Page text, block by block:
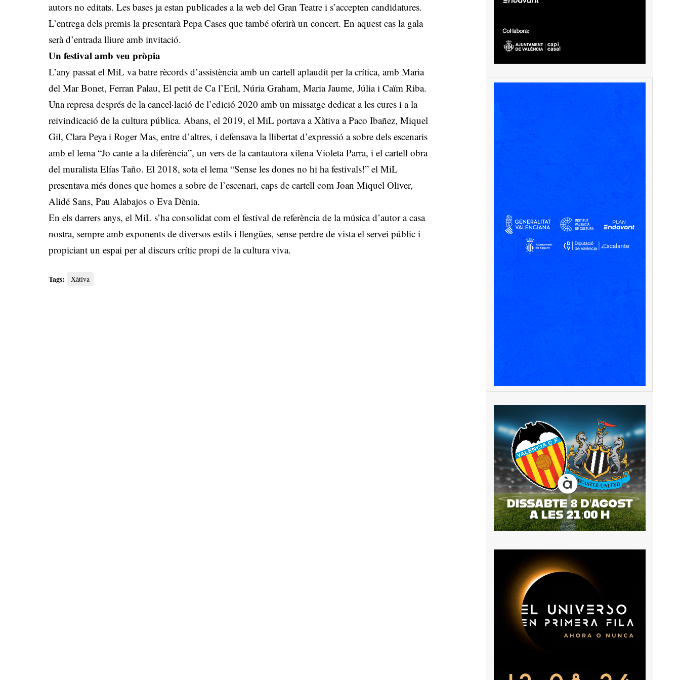
autors no editats. Les bases ja estan publicades a la web del Gran Teatre i s’accepten candidatures.
L’entrega dels premis la presentarà Pepa Cases que també oferirà un concert. En aquest cas la gala
serà d’entrada lliure amb invitació.
Un festival amb veu pròpia
L’any passat el MiL va batre rècords d’assistència amb un cartell aplaudit per la crítica, amb Maria
del Mar Bonet, Ferran Palau, El petit de Ca l’Eril, Núria Graham, Maria Jaume, Júlia i Caïm Riba.
Una represa després de la cancel·lació de l’edició 2020 amb un missatge dedicat a les cures i a la
reivindicació de la cultura pública. Abans, el 2019, el MiL portava a Xàtiva a Paco Ibañez, Miquel
Gil, Clara Peya i Roger Mas, entre d’altres, i defensava la llibertat d’expressió a sobre dels escenaris
amb el lema “Jo cante a la diferència”, un vers de la cantautora xilena Violeta Parra, i el cartell obra
del muralista Elías Taño. El 2018, sota el lema “Sense les dones no hi ha festivals!” el MiL
presentava més dones que homes a sobre de l’escenari, caps de cartell com Joan Miquel Oliver,
Alidé Sans, Pau Alabajos o Eva Dènia.
En els darrers anys, el MiL s’ha consolidat com el festival de referència de la música d’autor a casa
nostra, sempre amb exponents de diversos estils i llengües, sense perdre de vista el servei públic i
propiciant un espai per al discurs crític propi de la cultura viva.
Tags: Xàtiva